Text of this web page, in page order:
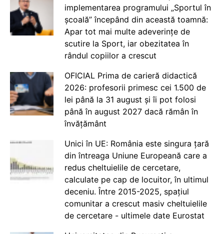
implementarea programului „Sportul în
școală” începând din această toamnă:
Apar tot mai multe adeverințe de
scutire la Sport, iar obezitatea în
rândul copiilor a crescut
OFICIAL Prima de carieră didactică
2026: profesorii primesc cei 1.500 de
lei până la 31 august și îi pot folosi
până în august 2027 dacă rămân în
învățământ
Unici în UE: România este singura țară
din întreaga Uniune Europeană care a
redus cheltuielile de cercetare,
calculate pe cap de locuitor, în ultimul
deceniu. Între 2015-2025, spațiul
comunitar a crescut masiv cheltuielile
de cercetare - ultimele date Eurostat